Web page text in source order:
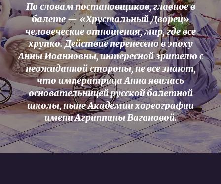
По словам постановщиков, главное в
балете — «Хрустальный Дворец»
человеческие отношения, мир, где все
хрупко. Действие перенесено в эпоху
Анны Иоанновны, интересной зрителю с
неожиданной стороны, не все знают,
что императрица Анна явилась
основательницей русской балетной
школы, ныне Академии хореографии
имени Агриппины Вагановой.